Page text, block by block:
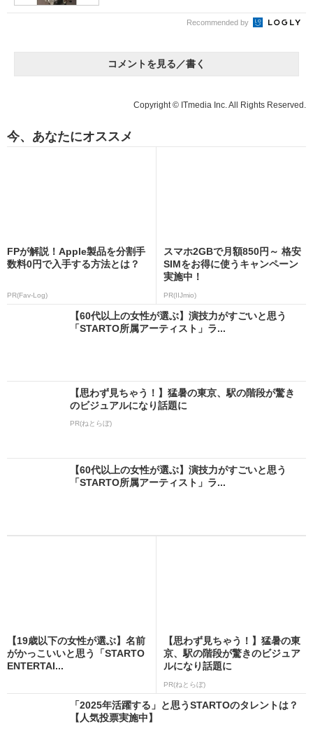
Recommended by
コメントを見る／書く
Copyright © ITmedia Inc. All Rights Reserved.
今、あなたにオススメ
FPが解説！Apple製品を分割手
数料0円で入手する方法とは？
PR(Fav-Log)
スマホ2GBで月額850円～ 格安
SIMをお得に使うキャンペーン
実施中！
PR(IIJmio)
【60代以上の女性が選ぶ】演技力がすごいと思う
「STARTO所属アーティスト」ラ...
【思わず見ちゃう！】猛暑の東京、駅の階段が驚き
のビジュアルになり話題に
PR(ねとらぼ)
【60代以上の女性が選ぶ】演技力がすごいと思う
「STARTO所属アーティスト」ラ...
【19歳以下の女性が選ぶ】名前
がかっこいいと思う「STARTO
ENTERTAI...
【思わず見ちゃう！】猛暑の東
京、駅の階段が驚きのビジュア
ルになり話題に
PR(ねとらぼ)
「2025年活躍する」と思うSTARTOのタレントは？
【人気投票実施中】